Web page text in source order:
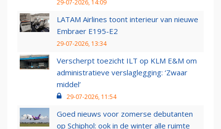
29-07-2026, 14:09
LATAM Airlines toont interieur van nieuwe
Embraer E195-E2
29-07-2026, 13:34
Verscherpt toezicht ILT op KLM E&M om
administratieve verslaglegging: ‘Zwaar
middel’
29-07-2026, 11:54
Goed nieuws voor zomerse debutanten
op Schiphol: ook in de winter alle ruimte